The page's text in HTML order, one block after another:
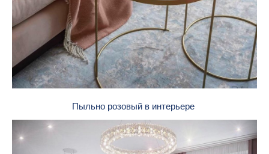
Пыльно розовый в интерьере